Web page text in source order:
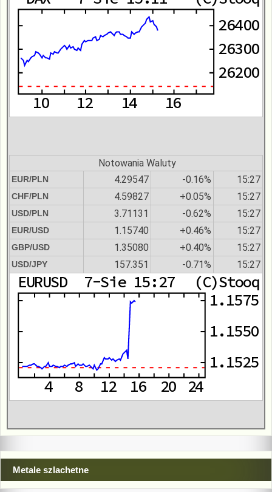
Notowania Waluty
EUR/PLN 4.29547 -0.16% 15:27
CHF/PLN 4.59827 +0.05% 15:27
USD/PLN 3.71131 -0.62% 15:27
EUR/USD 1.15740 +0.46% 15:27
GBP/USD 1.35080 +0.40% 15:27
USD/JPY 157.351 -0.71% 15:27
Metale szlachetne